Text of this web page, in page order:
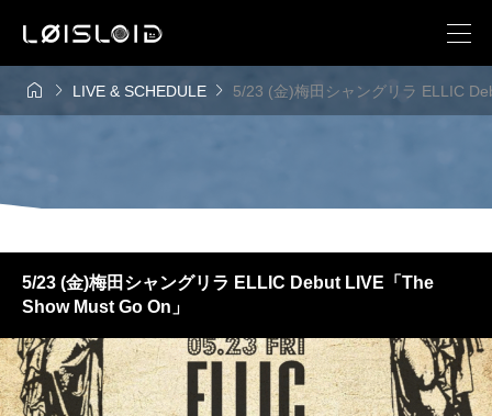
  LIVE & SCHEDULE  5/23 (金)梅田シャングリラ ELLIC
5/23 (金)梅田シャングリラ ELLIC Debut LIVE「The
Show Must Go On」